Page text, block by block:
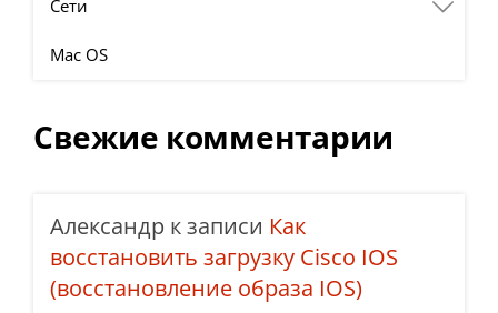
Сети
Mac OS
Свежие комментарии
Александр к записи Как
восстановить загрузку Cisco IOS
(восстановление образа IOS)